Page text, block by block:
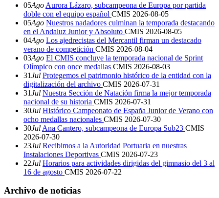
05Ago Aurora Lázaro, subcampeona de Europa por partida
doble con el equipo español CMIS 2026-08-05
05Ago Nuestros nadadores culminan la temporada destacando
en el Andaluz Junior y Absoluto CMIS 2026-08-05
04Ago Los ajedrecistas del Mercantil firman un destacado
verano de competición CMIS 2026-08-04
03Ago El CMIS concluye la temporada nacional de Sprint
Olímpico con once medallas CMIS 2026-08-03
31Jul Protegemos el patrimonio histórico de la entidad con la
digitalización del archivo CMIS 2026-07-31
31Jul Nuestra Sección de Natación firma la mejor temporada
nacional de su historia CMIS 2026-07-31
30Jul Histórico Campeonato de España Junior de Verano con
ocho medallas nacionales CMIS 2026-07-30
30Jul Ana Cantero, subcampeona de Europa Sub23 CMIS
2026-07-30
23Jul Recibimos a la Autoridad Portuaria en nuestras
Instalaciones Deportivas CMIS 2026-07-23
22Jul Horarios para actividades dirigidas del gimnasio del 3 al
16 de agosto CMIS 2026-07-22
Archivo de noticias